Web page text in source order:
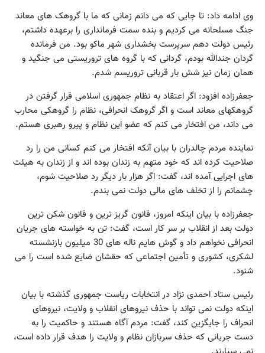
وی ادامه داد: تا جایی که می دانم زمانی که ما با گروهک های معاند
جنگ مسلحانه می کردیم و بنده سمت فرمانداری را برعهده داشتم،
رئیس دولت دهم سرپرست بخشداری شهر ماکو بود. من فرمانده
گردان جندالله بودم، گردانی که با گروه های تروریستی می جنگید و
همان زمان نیز شش بار قربانی تروریسم شدم.
جعفرزاده افزود: اگر اعتقاد به نظام جمهوری اسلامی قرار گرفتن در
گروهکهای معاند است و اگر گروهک انحرافی، نظام را گروهکی محارب
می داند، من افتخار می کنم که عضو این نظام و پیرو رهبری هستم.
نماینده مردم چالدران با بیان آنکه افتخار می کنم کسانی من را رد
صلاحیت کرده اند که خود متهم به زندان بوده اند و از زندان به هیئت
های اجرایی آمده اند، گفت: اگر هزار بار دیگر رد صلاحیت شوم،
چشمانم را از تخلف های مالی دولت نمی بندم.
جعفرزاده با بیان اینکه امروز، قانون گریز ترین و قانون شکن ترین
دولت بعد از انقلاب بر سر کار است، گفت: تن به خواسته های جریان
انحرافی نخواهم داد و گوش هایم ناله های 30 میلیون بازنشسته
لشکری، کشوری و تأمین اجتماعی که حقشان ضایع شده است را می
شنود.
رئیس ستاد احمدی نژاد در انتخابات ریاست جمهوری گذشته با بیان
اینکه دولت نمی تواند با حذف نیروهای انقلاب و ولایت، نیروهای
انحراف را جایگزین کند، گفت: مردم آگاه هستند و حاکمیت را به
دست جریانی که حذف سربازان نظام و ولایت را هدف قرار داده است،